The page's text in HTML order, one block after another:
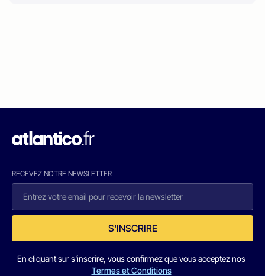
RECEVEZ NOTRE NEWSLETTER
S'INSCRIRE
En cliquant sur s'inscrire, vous confirmez que vous acceptez nos
Termes et Conditions